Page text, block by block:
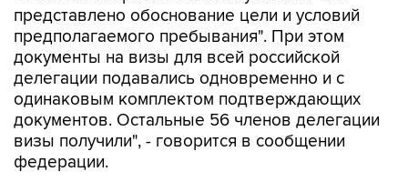
документы на визы для всей российской
делегации подавались одновременно и с
одинаковым комплектом подтверждающих
документов. Остальные 56 членов делегации
визы получили", - говорится в сообщении
федерации.
В организации расценили решение Хорватии